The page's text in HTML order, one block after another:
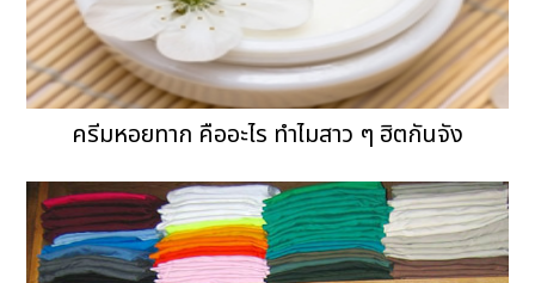
ครีมหอยทาก คืออะไร ทำไมสาว ๆ ฮิตกันจัง